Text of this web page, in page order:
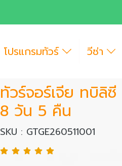
โปรแกรมทัวร์ วีซ่า
ทัวร์จอร์เจีย ทบิลิ
8 วัน 5 คืน
SKU : GTGE260511001